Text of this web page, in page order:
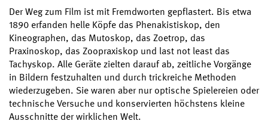
Der Weg zum Film ist mit Fremdworten gepflastert. Bis etwa
1890 erfanden helle Köpfe das Phenakistiskop, den
Kineographen, das Mutoskop, das Zoetrop, das
Praxinoskop, das Zoopraxiskop und last not least das
Tachyskop. Alle Geräte zielten darauf ab, zeitliche Vorgänge
in Bildern festzuhalten und durch trickreiche Methoden
wiederzugeben. Sie waren aber nur optische Spielereien oder
technische Versuche und konservierten höchstens kleine
Ausschnitte der wirklichen Welt.